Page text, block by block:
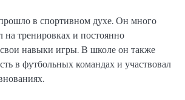
в спортивном духе. Он много
тренировках и постоянно
навыки игры. В школе он также
в футбольных командах и участвовал